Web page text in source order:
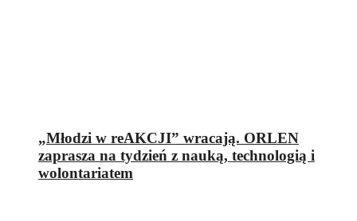
„Młodzi w reAKCJI” wracają. ORLEN
zaprasza na tydzień z nauką, technologią i
wolontariatem